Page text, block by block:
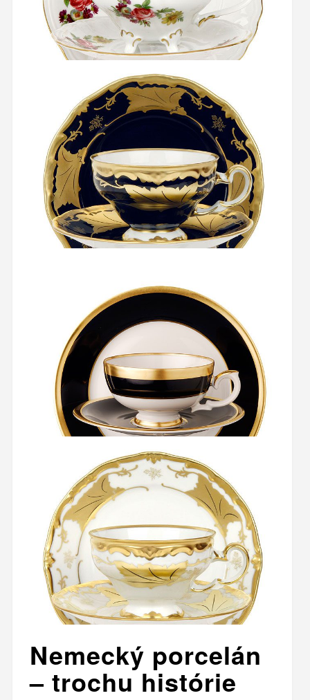
Nemecký porcelán
– trochu histórie